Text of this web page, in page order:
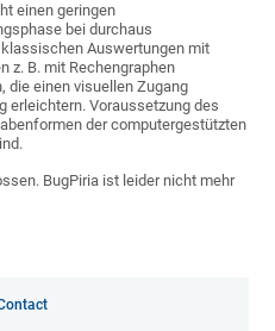
einen geringen
bei durchaus
Auswertungen mit
z. B. mit Rechengraphen
die einen visuellen Zugang
erleichtern. Voraussetzung des
der computergestützten
BugPiria ist leider nicht mehr